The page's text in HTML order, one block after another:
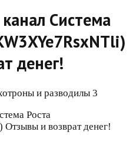
Система
денег!
и разводилы 3